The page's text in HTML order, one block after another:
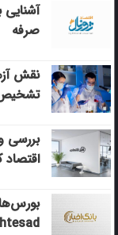
آشنایی
صرفه
نقش
تشخیص
بررسی
اقتصاد